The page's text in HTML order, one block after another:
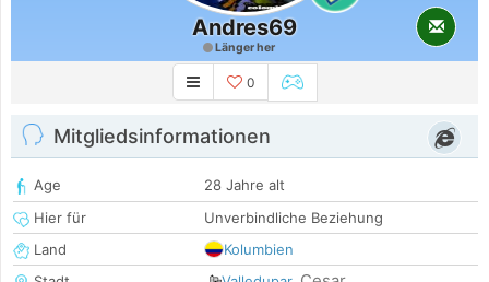
Andres69
Länger her
0
Mitgliedsinformationen
Age
28 Jahre alt
Hier für
Unverbindliche Beziehung
Land
Kolumbien